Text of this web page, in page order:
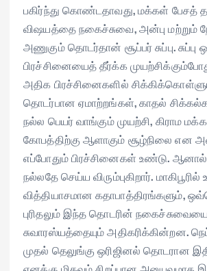
பகிர்ந்து கொண்டதாவது, மக்கள் பேசத்
விஷயத்தை நகைச்சுவை, அன்பு மற்றும்
அணுகும் தொடர்தான் சூப்பர் சுப்பு. சுப்பு
பிரச்சினையைத் தீர்க்க
அதிக பிரச்சினைகளில்
தொடர்பான ஏமாற்றங்கள், காதல்
நல்ல பெயர் வாங்கும் முயற்சி, கிராம
கோபத்திற்கு ஆளாகும் சூழ்நிலை என
எப்போதும் பிரச்சினைகள் உண்டு.
நல்லதே செய்ய விரும்புகிறார்.
வித்தியாசமான கதாபாத்திரங்களும்,
புரிதலும் இந்த தொடரின்
சுவாரஸ்யத்தையும் அதிகரிக்கின்றன.
முதல் தெலுங்கு ஒரிஜினல் தொடரான